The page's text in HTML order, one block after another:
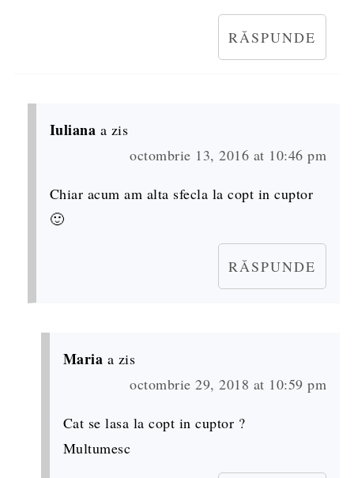
RĂSPUNDE
Iuliana a zis
octombrie 13, 2016 at 10:46 pm
Chiar acum am alta sfecla la copt in cuptor
🙂
RĂSPUNDE
Maria a zis
octombrie 29, 2018 at 10:59 pm
Cat se lasa la copt in cuptor ?
Multumesc